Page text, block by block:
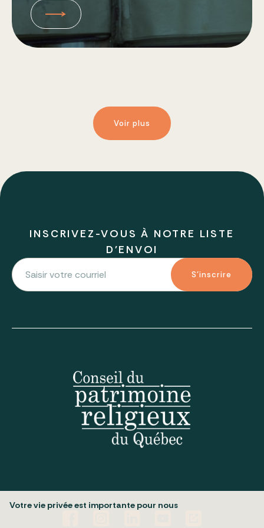
Voir plus
INSCRIVEZ-VOUS À NOTRE LISTE
D'ENVOI
S'inscrire
Votre vie privée est importante pour nous